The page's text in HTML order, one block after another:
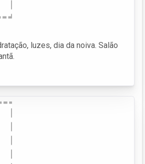
luzes, dia da noiva. Salão